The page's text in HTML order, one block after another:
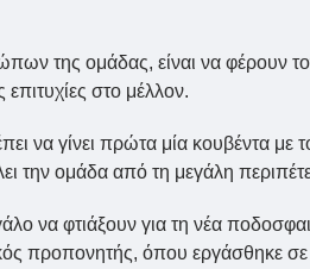
της ομάδας, είναι να φέρουν
στο μέλλον.
να γίνει πρώτα μία κουβέντα
την ομάδα από τη μεγάλη
να φτιάξουν για τη νέα
προπονητής, όπου εργάσθηκε